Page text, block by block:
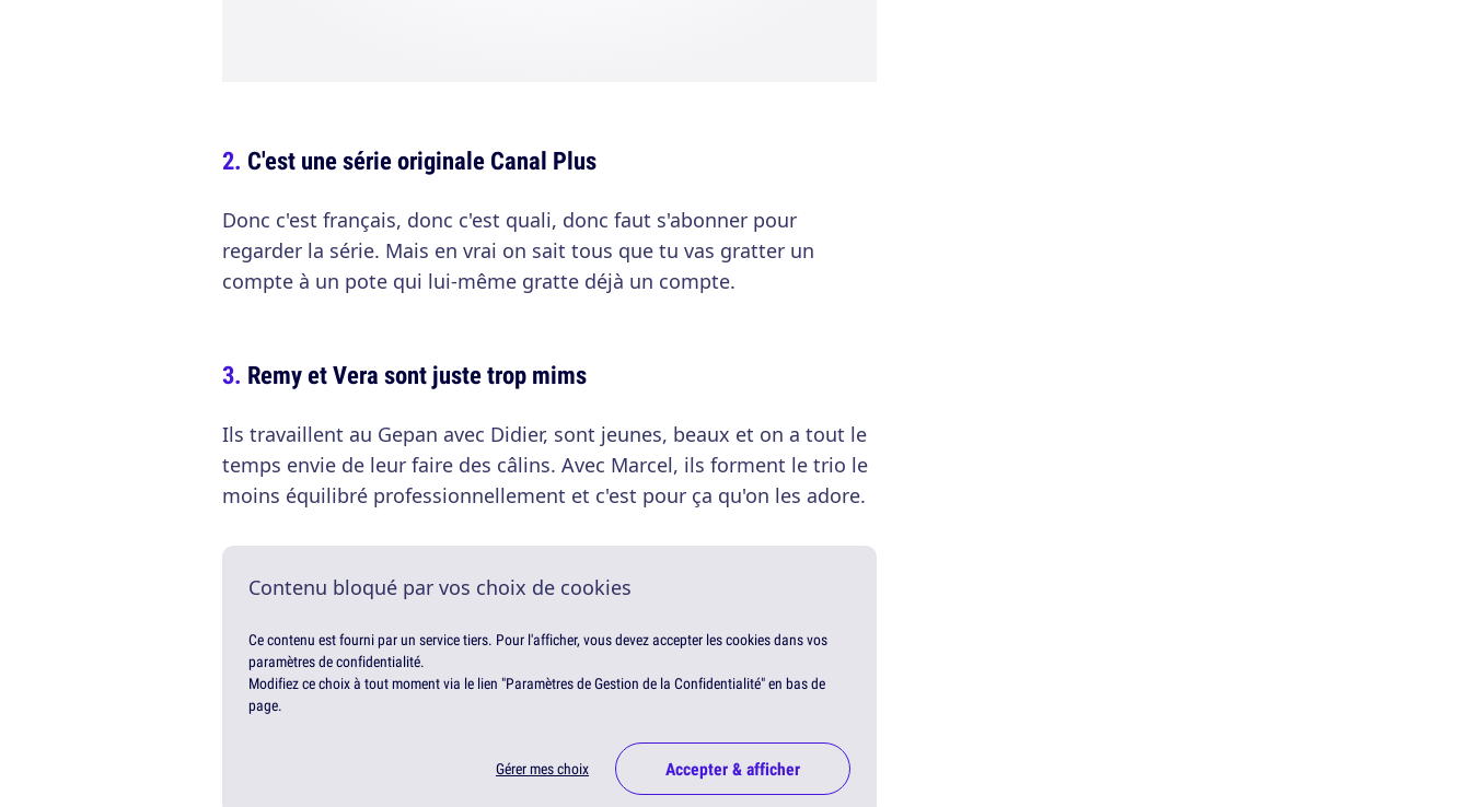
C'est une série originale Canal Plus
Donc c'est français, donc c'est quali, donc faut s'abonner pour
regarder la série. Mais en vrai on sait tous que tu vas gratter un
compte à un pote qui lui-même gratte déjà un compte.
Remy et Vera sont juste trop mims
Ils travaillent au Gepan avec Didier, sont jeunes, beaux et on a tout le
temps envie de leur faire des câlins. Avec Marcel, ils forment le trio le
moins équilibré professionnellement et c'est pour ça qu'on les adore.
Contenu bloqué par vos choix de cookies
Ce contenu est fourni par un service tiers. Pour l'afficher, vous devez accepter les cookies dans vos
paramètres de confidentialité.
Modifiez ce choix à tout moment via le lien "Paramètres de Gestion de la Confidentialité" en bas de
page.
Gérer mes choix Accepter & afficher